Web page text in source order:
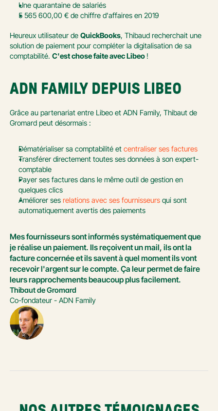
Une quarantaine de salariés
5 565 600,00 € de chiffre d'affaires en 2019
Heureux utilisateur de QuickBooks, Thibaud recherchait une
solution de paiement pour compléter la digitalisation de sa
comptabilité. C'est chose faite avec Libeo !
ADN FAMILY DEPUIS LIBEO
Grâce au partenariat entre Libeo et ADN Family, Thibaut de
Gromard peut désormais :
Dématérialiser sa comptabilité et centraliser ses factures
Transférer directement toutes ses données à son expert-
comptable
Payer ses factures dans le même outil de gestion en
quelques clics
Améliorer ses relations avec ses fournisseurs qui sont
automatiquement avertis des paiements
Mes fournisseurs sont informés systématiquement que
je réalise un paiement. Ils reçoivent un mail, ils ont la
facture concernée et ils savent à quel moment ils vont
recevoir l'argent sur le compte. Ça leur permet de faire
leurs rapprochements beaucoup plus facilement.
Thibaut de Gromard
Co-fondateur - ADN Family